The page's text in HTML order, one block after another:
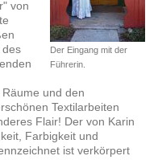
Der Eingang mit der
Führerin.
von
des
und den
Textilarbeiten
Flair! Der von Karin
Farbigkeit und
ist verkörpert